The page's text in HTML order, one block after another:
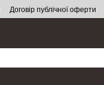
Договір публічної оферти